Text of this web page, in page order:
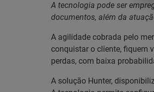
A tecnologia pode ser
documentos, além da
A agilidade cobrada pelo
conquistar o cliente, fiquem
perdas, com baixa
A solução Hunter,